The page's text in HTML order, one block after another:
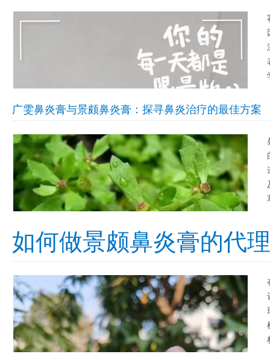
广雯鼻炎膏与景颇鼻炎膏：探寻鼻炎治疗的最佳方案
如何做景颇鼻炎膏的代